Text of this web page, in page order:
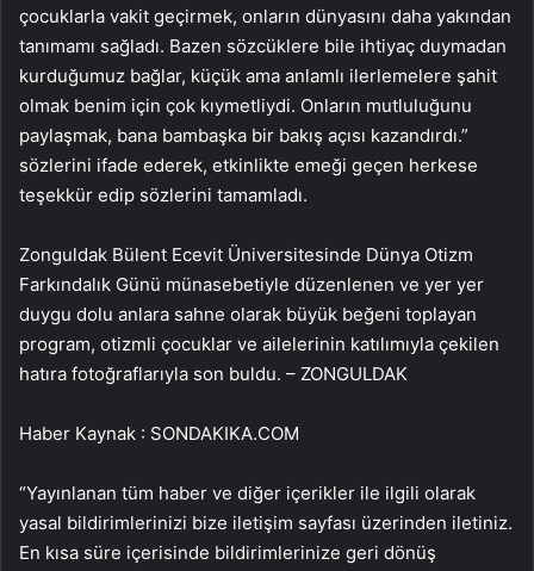
çocuklarla vakit geçirmek, onların dünyasını daha yakından
tanımamı sağladı. Bazen sözcüklere bile ihtiyaç duymadan
kurduğumuz bağlar, küçük ama anlamlı ilerlemelere şahit
olmak benim için çok kıymetliydi. Onların mutluluğunu
paylaşmak, bana bambaşka bir bakış açısı kazandırdı.”
sözlerini ifade ederek, etkinlikte emeği geçen herkese
teşekkür edip sözlerini tamamladı.
Zonguldak Bülent Ecevit Üniversitesinde Dünya Otizm
Farkındalık Günü münasebetiyle düzenlenen ve yer yer
duygu dolu anlara sahne olarak büyük beğeni toplayan
program, otizmli çocuklar ve ailelerinin katılımıyla çekilen
hatıra fotoğraflarıyla son buldu. – ZONGULDAK
Haber Kaynak : SONDAKIKA.COM
“Yayınlanan tüm haber ve diğer içerikler ile ilgili olarak
yasal bildirimlerinizi bize iletişim sayfası üzerinden iletiniz.
En kısa süre içerisinde bildirimlerinize geri dönüş